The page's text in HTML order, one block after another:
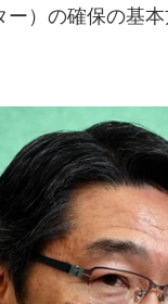
）の確保の基